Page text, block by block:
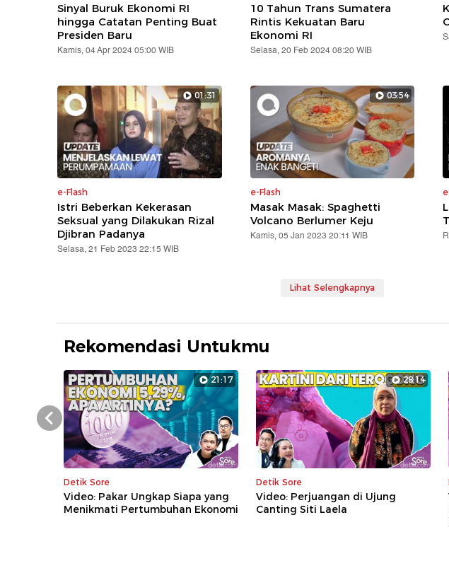
Sinyal Buruk Ekonomi RI
hingga Catatan Penting Buat
Presiden Baru
Kamis, 04 Apr 2024 05:00 WIB
10 Tahun Trans Sumatera
Rintis Kekuatan Baru
Ekonomi RI
Selasa, 20 Feb 2024 08:20 WIB
01:31
e-Flash
Istri Beberkan Kekerasan
Seksual yang Dilakukan Rizal
Djibran Padanya
Selasa, 21 Feb 2023 22:15 WIB
03:54
e-Flash
Masak Masak: Spaghetti
Volcano Berlumer Keju
Kamis, 05 Jan 2023 20:11 WIB
Lihat Selengkapnya
Rekomendasi Untukmu
21:17
Detik Sore
Video: Pakar Ungkap Siapa yang
Menikmati Pertumbuhan Ekonomi
28:14
Detik Sore
Video: Perjuangan di Ujung
Canting Siti Laela
Prev